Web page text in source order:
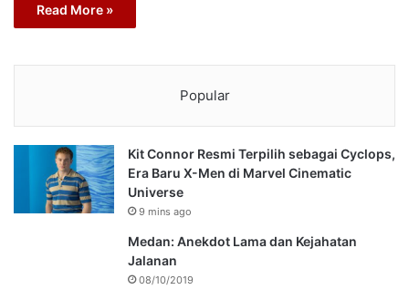
Read More »
Popular
Kit Connor Resmi Terpilih sebagai Cyclops,
Era Baru X-Men di Marvel Cinematic
Universe
9 mins ago
Medan: Anekdot Lama dan Kejahatan
Jalanan
08/10/2019